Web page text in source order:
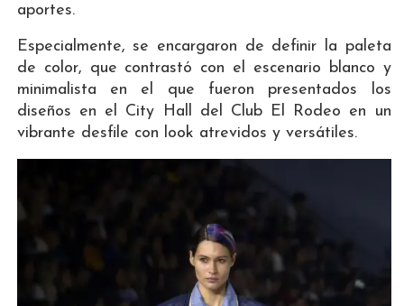
aportes.
Especialmente, se encargaron de definir la paleta
de color, que contrastó con el escenario blanco y
minimalista en el que fueron presentados los
diseños en el City Hall del Club El Rodeo en un
vibrante desfile con look atrevidos y versátiles.